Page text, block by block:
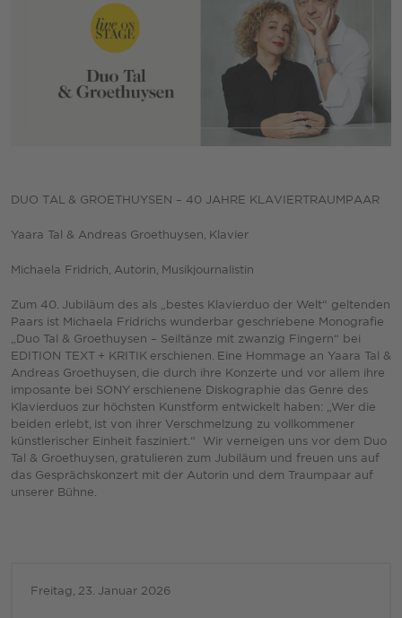
DUO TAL & GROETHUYSEN – 40 JAHRE KLAVIERTRAUMPAAR
Yaara Tal & Andreas Groethuysen, Klavier
Michaela Fridrich, Autorin, Musikjournalistin
Zum 40. Jubiläum des als „bestes Klavierduo der Welt“ geltenden
Paars ist Michaela Fridrichs wunderbar geschriebene Monografie
„Duo Tal & Groethuysen – Seiltänze mit zwanzig Fingern“ bei
EDITION TEXT + KRITIK erschienen. Eine Hommage an Yaara Tal &
Andreas Groethuysen, die durch ihre Konzerte und vor allem ihre
imposante bei SONY erschienene Diskographie das Genre des
Klavierduos zur höchsten Kunstform entwickelt haben: „Wer die
beiden erlebt, ist von ihrer Verschmelzung zu vollkommener
künstlerischer Einheit fasziniert.“ Wir verneigen uns vor dem Duo
Tal & Groethuysen, gratulieren zum Jubiläum und freuen uns auf
das Gesprächskonzert mit der Autorin und dem Traumpaar auf
unserer Bühne.
Freitag, 23. Januar 2026